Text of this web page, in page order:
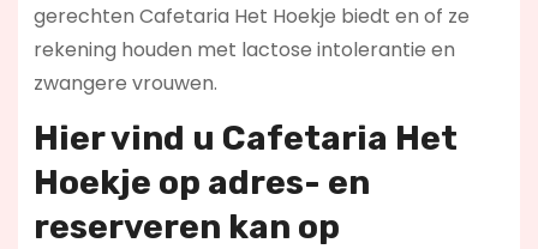
gerechten Cafetaria Het Hoekje biedt en of ze
rekening houden met lactose intolerantie en
zwangere vrouwen.
Hier vind u Cafetaria Het
Hoekje op adres- en
reserveren kan op